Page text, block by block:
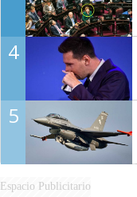
4
5
Espacio Publicitario